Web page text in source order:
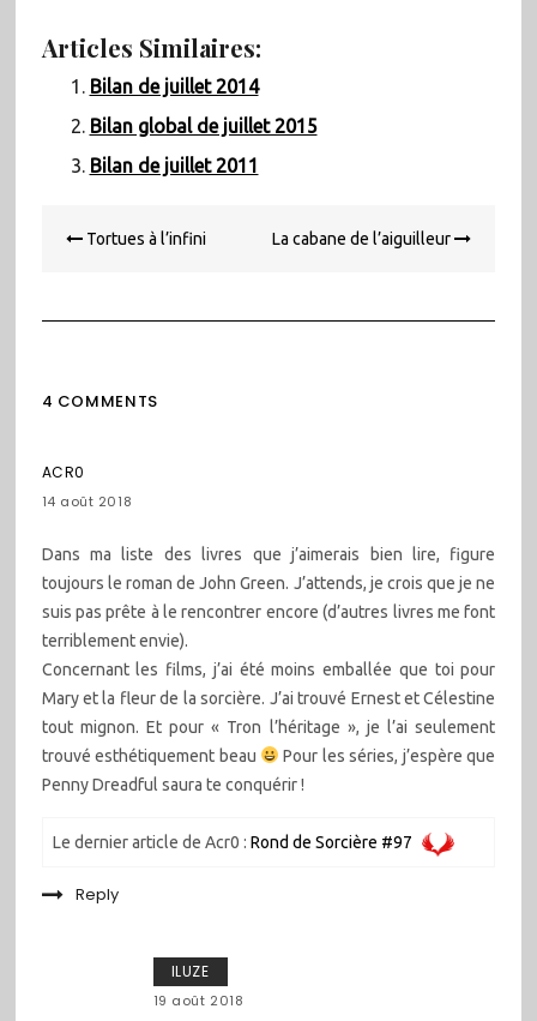
Articles Similaires:
Bilan de juillet 2014
Bilan global de juillet 2015
Bilan de juillet 2011
de Tortues à l’infini La cabane de l’aiguilleur
4 COMMENTS
ACR0
14 août 2018
Dans ma liste des livres que j’aimerais bien lire, figure
toujours le roman de John Green. J’attends, je crois que je ne
suis pas prête à le rencontrer encore (d’autres livres me font
terriblement envie).
Concernant les films, j’ai été moins emballée que toi pour
Mary et la fleur de la sorcière. J’ai trouvé Ernest et Célestine
tout mignon. Et pour « Tron l’héritage », je l’ai seulement
trouvé esthétiquement beau
Pour les séries, j’espère que
Penny Dreadful saura te conquérir !
Le dernier article de Acr0 : Rond de Sorcière #97
Reply
ILUZE
19 août 2018